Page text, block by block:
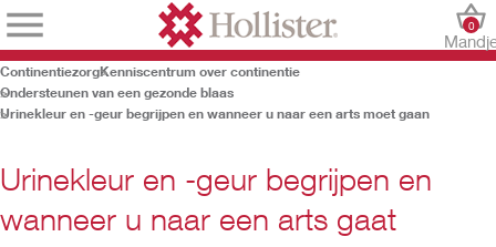
0
ContinentiezorgKenniscentrum over continentie
Ondersteunen van een gezonde blaas
Urinekleur en -geur begrijpen en wanneer u naar een arts moet gaan
Urinekleur en -geur begrijpen en
wanneer u naar een arts gaat